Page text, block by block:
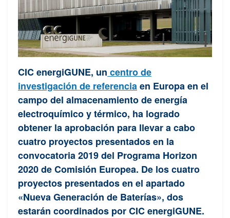
CIC energiGUNE, un centro de
investigación de referenciaen Europa en el
campo del almacenamiento de energía
electroquímico y térmico, ha logrado
obtener la aprobación para llevar a cabo
cuatro proyectos presentados en la
convocatoria 2019 del Programa Horizon
2020 de Comisión Europea. De los cuatro
proyectos presentados en el apartado
«Nueva Generación de Baterías», dos
estarán coordinados por CIC energiGUNE.